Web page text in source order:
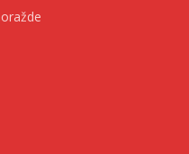
Osvjetljenje s efektom duge